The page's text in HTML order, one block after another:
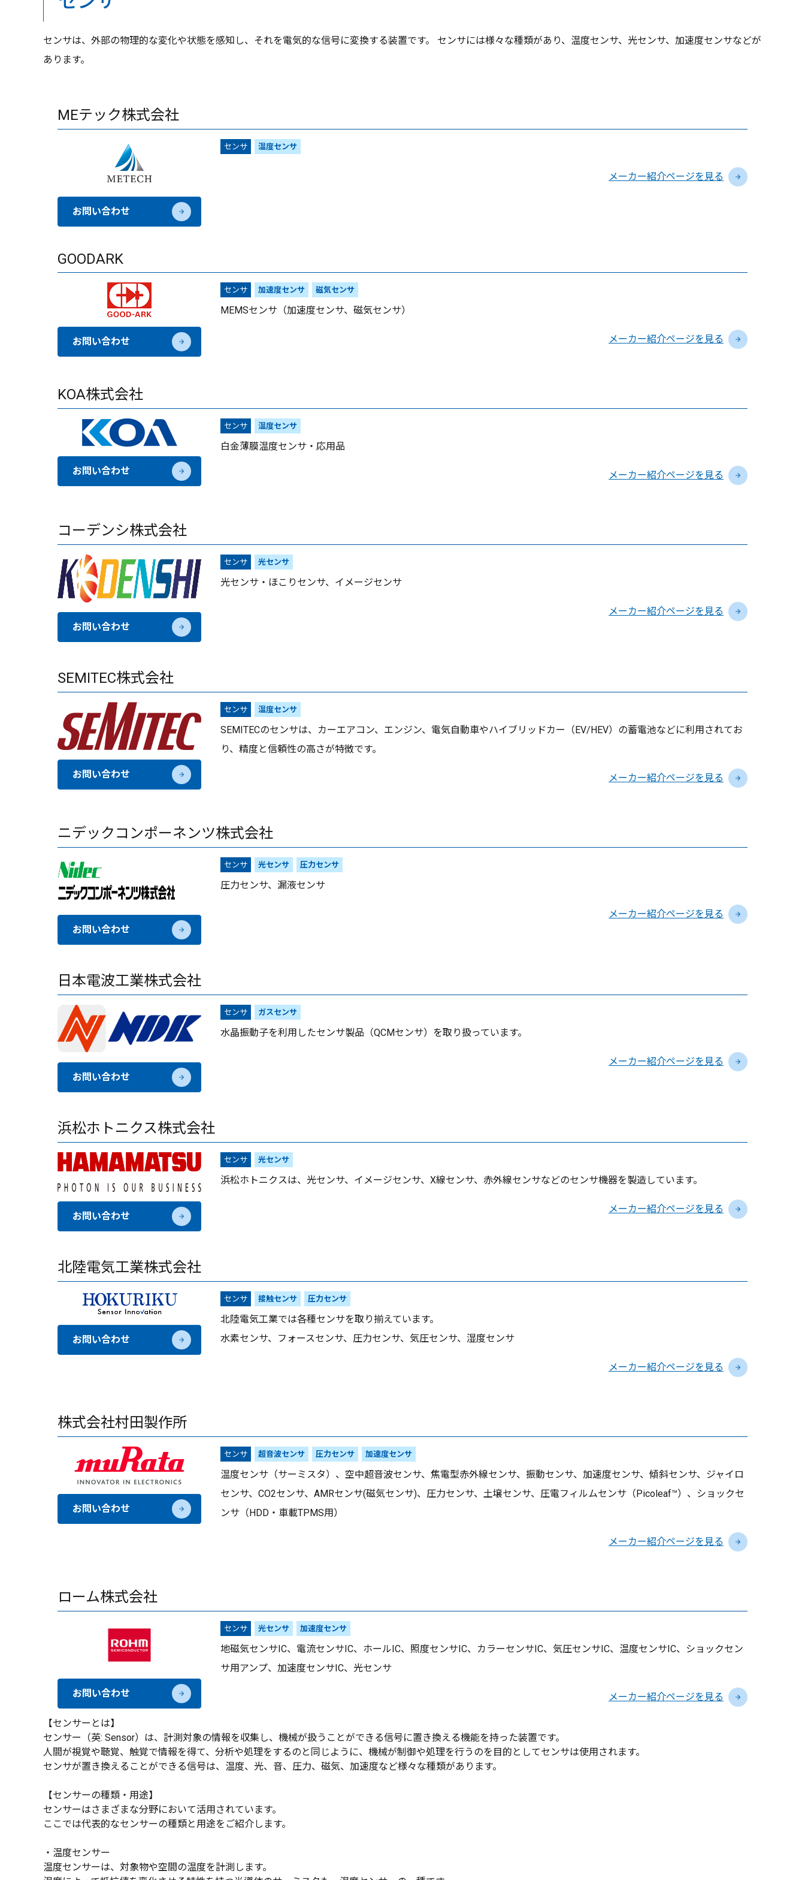
センサは、外部の物理的な変化や状態を感知し、それを電気的な信号に変換する装置です。 センサには様々な種類があり、温度センサ、光センサ、加速度センサなどが
あります。
MEテック株式会社
お問い合わせ
センサ 温度センサ
メーカー紹介ページを見る
GOODARK
お問い合わせ
センサ 加速度センサ 磁気センサ
MEMSセンサ（加速度センサ、磁気センサ）
メーカー紹介ページを見る
KOA株式会社
お問い合わせ
センサ 温度センサ
白金薄膜温度センサ・応用品
メーカー紹介ページを見る
コーデンシ株式会社
お問い合わせ
センサ 光センサ
光センサ・ほこりセンサ、イメージセンサ
メーカー紹介ページを見る
SEMITEC株式会社
お問い合わせ
センサ 温度センサ
SEMITECのセンサは、カーエアコン、エンジン、電気自動車やハイブリッドカー（EV/HEV）の蓄電池などに利用されてお
り、精度と信頼性の高さが特徴です。
メーカー紹介ページを見る
ニデックコンポーネンツ株式会社
お問い合わせ
センサ 光センサ 圧力センサ
圧力センサ、漏液センサ
メーカー紹介ページを見る
日本電波工業株式会社
お問い合わせ
センサ ガスセンサ
水晶振動子を利用したセンサ製品（QCMセンサ）を取り扱っています。
メーカー紹介ページを見る
浜松ホトニクス株式会社
お問い合わせ
センサ 光センサ
浜松ホトニクスは、光センサ、イメージセンサ、X線センサ、赤外線センサなどのセンサ機器を製造しています。
メーカー紹介ページを見る
北陸電気工業株式会社
お問い合わせ
センサ 接触センサ 圧力センサ
北陸電気工業では各種センサを取り揃えています。
水素センサ、フォースセンサ、圧力センサ、気圧センサ、湿度センサ
メーカー紹介ページを見る
株式会社村田製作所
お問い合わせ
センサ 超音波センサ 圧力センサ 加速度センサ
温度センサ（サーミスタ）、空中超音波センサ、焦電型赤外線センサ、振動センサ、加速度センサ、傾斜センサ、ジャイロ
センサ、CO2センサ、AMRセンサ(磁気センサ)、圧力センサ、土壌センサ、圧電フィルムセンサ（Picoleaf™）、ショックセ
ンサ（HDD・車載TPMS用）
メーカー紹介ページを見る
ローム株式会社
お問い合わせ
センサ 光センサ 加速度センサ
地磁気センサIC、電流センサIC、ホールIC、照度センサIC、カラーセンサIC、気圧センサIC、温度センサIC、ショックセン
サ用アンプ、加速度センサIC、光センサ
メーカー紹介ページを見る
【センサーとは】
センサー（英: Sensor）は、計測対象の情報を収集し、機械が扱うことができる信号に置き換える機能を持った装置です。
人間が視覚や聴覚、触覚で情報を得て、分析や処理をするのと同じように、機械が制御や処理を行うのを目的としてセンサは使用されます。
センサが置き換えることができる信号は、温度、光、音、圧力、磁気、加速度など様々な種類があります。
【センサーの種類・用途】
センサーはさまざまな分野において活用されています。
ここでは代表的なセンサーの種類と用途をご紹介します。
・温度センサー
温度センサーは、対象物や空間の温度を計測します。